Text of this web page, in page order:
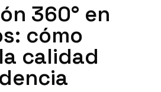
360° en
cómo
calidad